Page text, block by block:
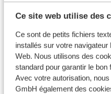
Ce site web utilise des
Ce sont de petits fichiers
installés sur votre
Web. Nous utilisons des
standard pour garantir le
Avec votre autorisation,
GmbH également des
Autres
Hôtel L'Azure
Aqua Hôtel Silhouette &